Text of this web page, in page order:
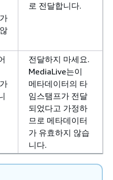
로 전달합니다.
전달하지 마세요.
MediaLive는이
메타데이터의 타
임스탬프가 전달
되었다고 가정하
므로 메타데이터
가 유효하지 않습
니다.